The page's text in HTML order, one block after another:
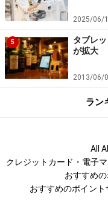
最新の情報や詳細につ
の公式情報をご確認くだ
【編集部からのお知ら
・「家計」について、
中です！
※抽選で20名に
※謝礼付きの限定アン
2025/06/
5
タブレ
が拡大
2013/06/
ラン
All
クレジットカード・電子
おすすめ
おすすめのポイン